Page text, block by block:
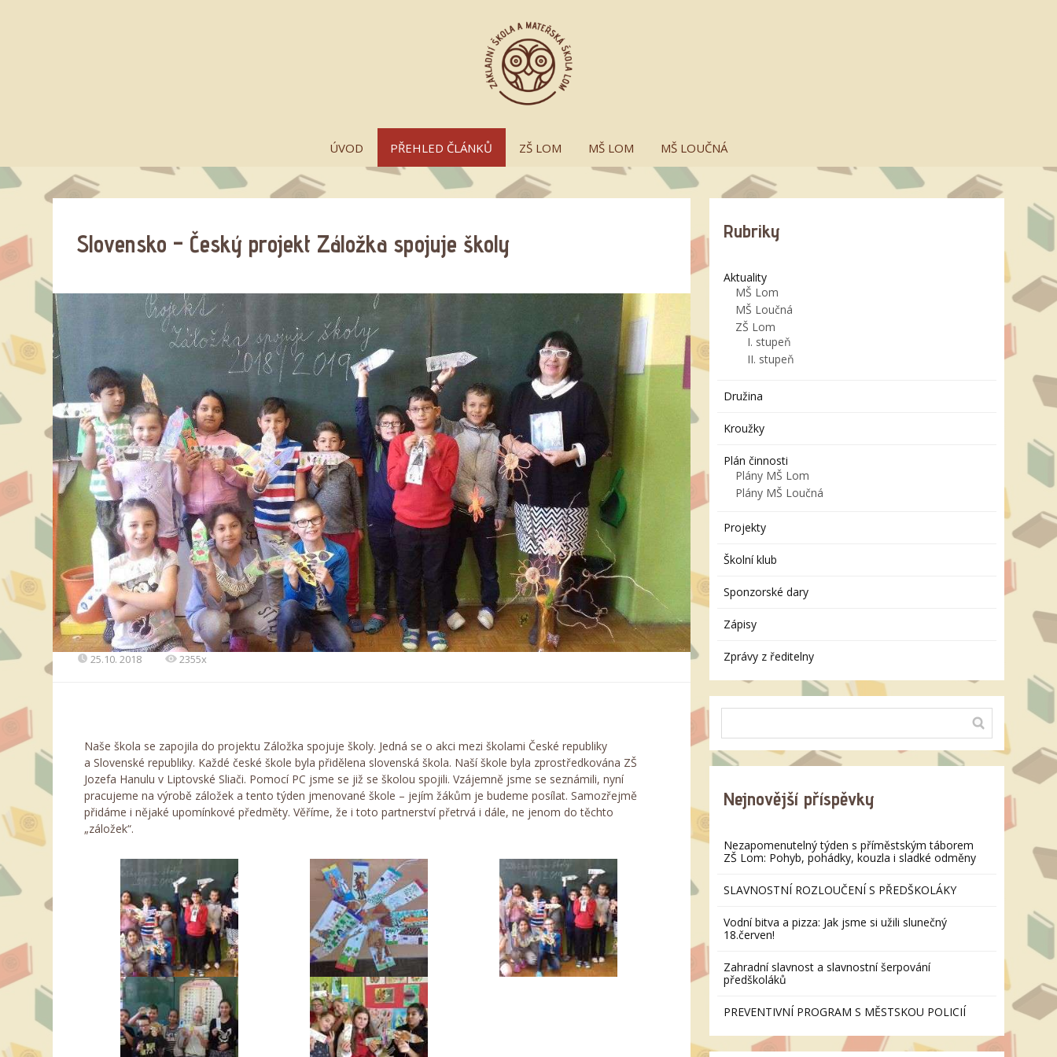
ÚVOD PŘEHLED ČLÁNKŮ ZŠ LOM MŠ LOM MŠ LOUČNÁ
Slovensko – Český projekt Záložka spojuje školy
25.10. 2018 2355x
Naše škola se zapojila do projektu Záložka spojuje školy. Jedná se o akci mezi školami České republiky
a Slovenské republiky. Každé české škole byla přidělena slovenská škola. Naší škole byla zprostředkována ZŠ
Jozefa Hanulu v Liptovské Sliači. Pomocí PC jsme se již se školou spojili. Vzájemně jsme se seznámili, nyní
pracujeme na výrobě záložek a tento týden jmenované škole – jejím žákům je budeme posílat. Samozřejmě
přidáme i nějaké upomínkové předměty. Věříme, že i toto partnerství přetrvá i dále, ne jenom do těchto
„záložek“.
Rubriky
Aktuality
MŠ Lom
MŠ Loučná
ZŠ Lom
I. stupeň
II. stupeň
Družina
Kroužky
Plán činnosti
Plány MŠ Lom
Plány MŠ Loučná
Projekty
Školní klub
Sponzorské dary
Zápisy
Zprávy z ředitelny
Nejnovější příspěvky
Nezapomenutelný týden s příměstským táborem
ZŠ Lom: Pohyb, pohádky, kouzla i sladké odměny
SLAVNOSTNÍ ROZLOUČENÍ S PŘEDŠKOLÁKY
Vodní bitva a pizza: Jak jsme si užili slunečný
18.červen!
Zahradní slavnost a slavnostní šerpování
předškoláků
PREVENTIVNÍ PROGRAM S MĚSTSKOU POLICIÍ